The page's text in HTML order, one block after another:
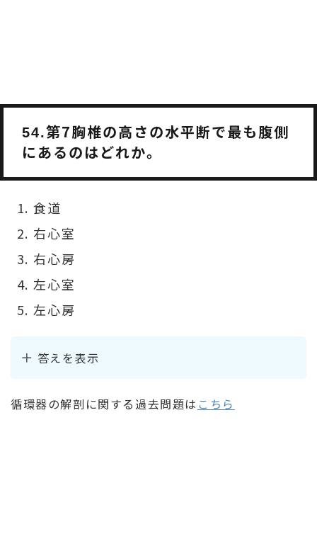
54.第7胸椎の高さの水平断で最も腹側
にあるのはどれか。
食道
右心室
右心房
左心室
左心房
答えを表示
循環器の解剖に関する過去問題は こちら